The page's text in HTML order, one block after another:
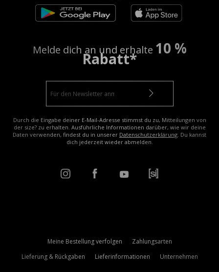
Melde dich an und erhalte 10 %
Rabatt*
Durch die Eingabe deiner E-Mail-Adresse stimmst du zu, Mitteilungen von
der size? zu erhalten. Ausführliche Informationen darüber, wie wir deine
Daten verwenden, findest du in unserer Datenschutzerklärung. Du kannst
dich jederzeit wieder abmelden.
Meine Bestellung verfolgen
Zahlungsarten
Lieferung & Rückgaben
Lieferinformationen Unternehmen